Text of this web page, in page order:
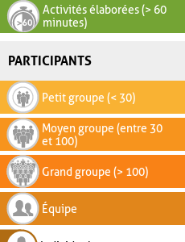
Activités élaborées (> 60
minutes)
PARTICIPANTS
Petit groupe (< 30)
Moyen groupe (entre 30
et 100)
Grand groupe (> 100)
Équipe